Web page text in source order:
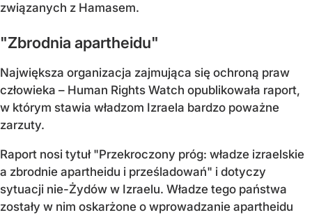
związanych z Hamasem.
"Zbrodnia apartheidu"
Największa organizacja zajmująca się ochroną praw
człowieka – Human Rights Watch opublikowała raport,
w którym stawia władzom Izraela bardzo poważne
zarzuty.
Raport nosi tytuł "Przekroczony próg: władze izraelskie
a zbrodnie apartheidu i prześladowań" i dotyczy
sytuacji nie-Żydów w Izraelu. Władze tego państwa
zostały w nim oskarżone o wprowadzanie apartheidu